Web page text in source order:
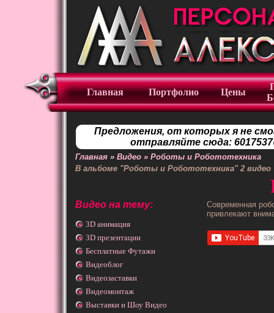
Главная Портфолио Цены
Предложения, от которых я не
отправляйте сюда:
Главная » Видео » Роботы и Робототехника
В альбоме "Роботы и Робототехника" 2 видео
Видео на тему:
3D анимация
3D презентации
Бесплатные Футажи
Видеоблог
Видеозаставки
Видеомонтаж
Выставки и Шоу Видео
Современная
привлекают